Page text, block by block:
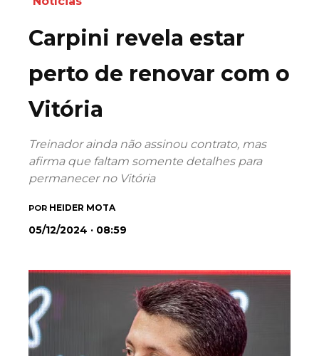
Carpini revela estar
perto de renovar com o
Vitória
Treinador ainda não assinou contrato, mas
afirma que faltam somente detalhes para
permanecer no Vitória
POR HEIDER MOTA
05/12/2024 · 08:59